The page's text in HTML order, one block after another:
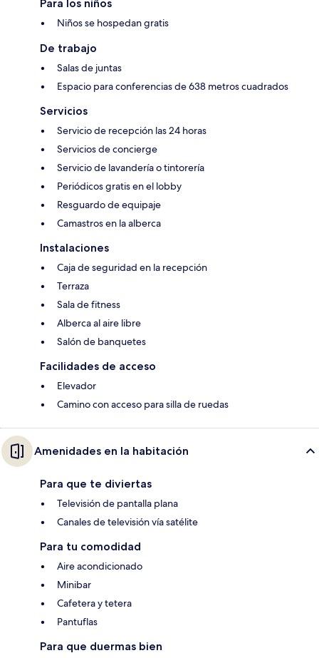
Para los niños
Niños se hospedan gratis
De trabajo
Salas de juntas
Espacio para conferencias de 638 metros cuadrados
Servicios
Servicio de recepción las 24 horas
Servicios de concierge
Servicio de lavandería o tintorería
Periódicos gratis en el lobby
Resguardo de equipaje
Camastros en la alberca
Instalaciones
Caja de seguridad en la recepción
Terraza
Sala de fitness
Alberca al aire libre
Salón de banquetes
Facilidades de acceso
Elevador
Camino con acceso para silla de ruedas
Amenidades en la habitación
Para que te diviertas
Televisión de pantalla plana
Canales de televisión vía satélite
Para tu comodidad
Aire acondicionado
Minibar
Cafetera y tetera
Pantuflas
Para que duermas bien